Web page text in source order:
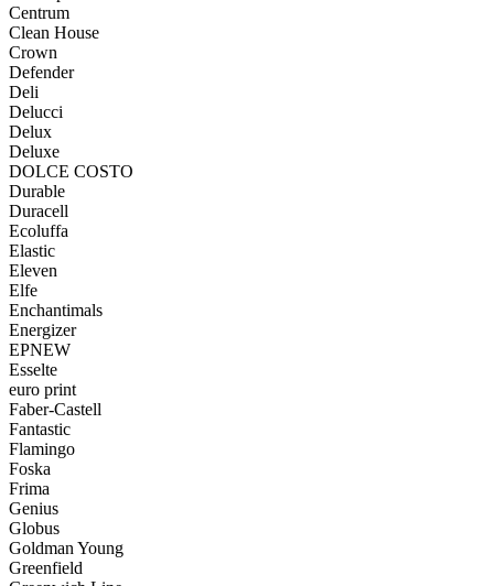
Centrum
Clean House
Crown
Defender
Deli
Delucci
Delux
Deluxe
DOLCE COSTO
Durable
Duracell
Ecoluffa
Elastic
Eleven
Elfe
Enchantimals
Energizer
EPNEW
Esselte
euro print
Faber-Castell
Fantastic
Flamingo
Foska
Frima
Genius
Globus
Goldman Young
Greenfield